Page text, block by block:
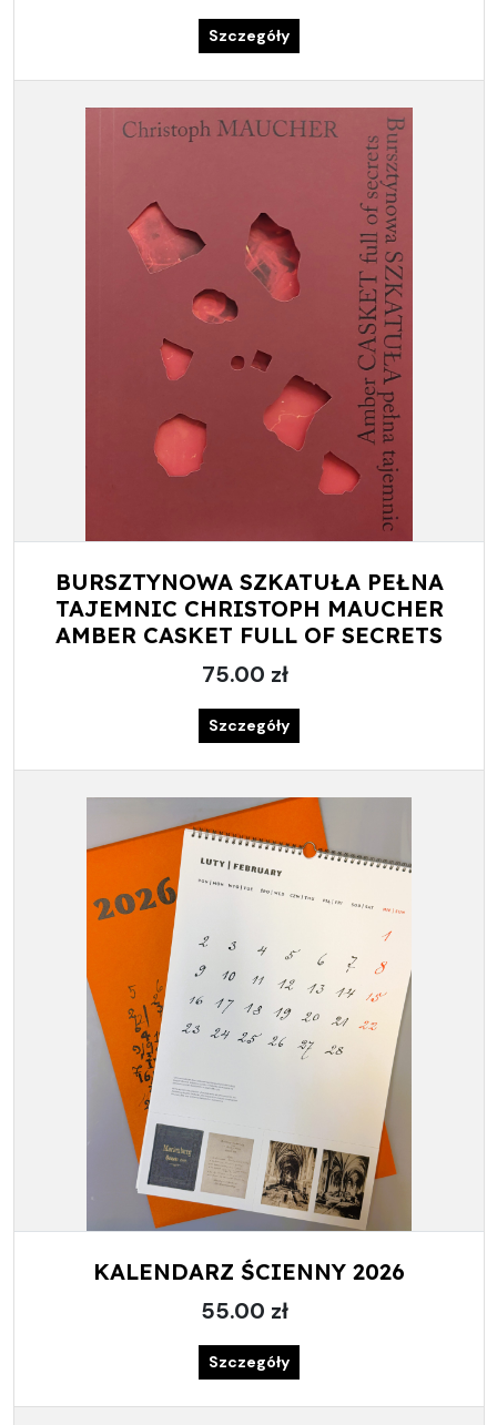
Szczegóły
BURSZTYNOWA SZKATUŁA PEŁNA
TAJEMNIC CHRISTOPH MAUCHER
AMBER CASKET FULL OF SECRETS
75.00 zł
Szczegóły
KALENDARZ ŚCIENNY 2026
55.00 zł
Szczegóły